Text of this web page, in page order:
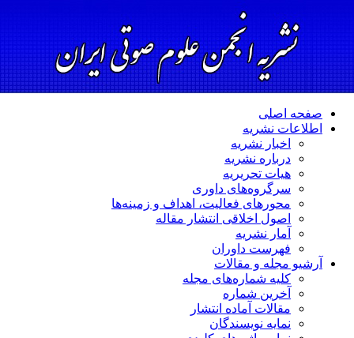
صفحه اصلی
اطلاعات نشریه
اخبار نشریه
درباره نشریه
هیات تحریریه
سرگروه‌های داوری
محورهای فعالیت، اهداف و زمینه‌ها
اصول اخلاقی انتشار مقاله
آمار نشریه
فهرست داوران
آرشیو مجله و مقالات
کلیه شماره‌های مجله
آخرین شماره
مقالات آماده انتشار
نمایه نویسندگان